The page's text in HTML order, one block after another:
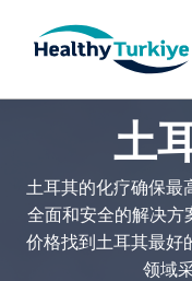
p
c
o
n
土
土耳其的化疗确保最
全面和安全的解决方
价格找到土耳其最好
领域